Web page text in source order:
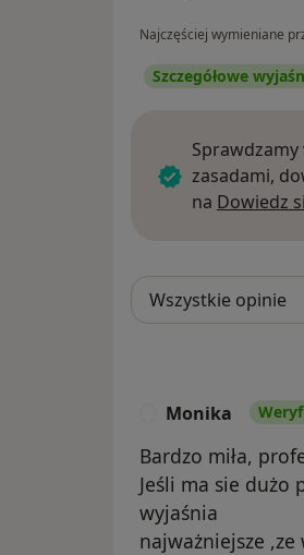
Najczęściej wymieniane
Szczegółowe
zasadami,
na Dowiedz
Monika
Bardzo miła,
Jeśli ma sie dużo
wyjaśnia
najważniejsze